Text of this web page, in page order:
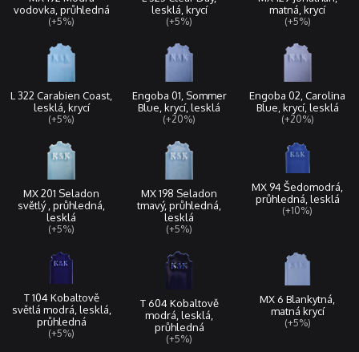
vodovka, průhledná
(+5%)
lesklá, krycí
(+5%)
matná, krycí
(+5%)
L 322 Carabien Coast,
lesklá, krycí
(+5%)
Engoba 01, Sommer
Blue, krycí, lesklá
(+20%)
Engoba 02, Carolina
Blue, krycí, lesklá
(+20%)
MX 201 Seladon
světlý , průhledná,
lesklá
(+5%)
MX 198 Seladon
tmavý, průhledná,
lesklá
(+5%)
MX 94 Šedomodrá,
průhledná, lesklá
(+10%)
T 104 Kobaltově
světlá modrá, lesklá,
průhledná
(+5%)
T 604 Kobaltově
modrá, lesklá,
průhledná
(+5%)
MX 6 Blankytná,
matná krycí
(+5%)